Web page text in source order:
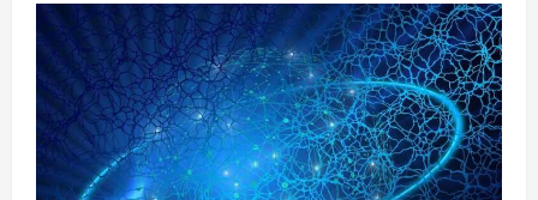
права
дає
фраза‑пароль
і
як
її
захистити